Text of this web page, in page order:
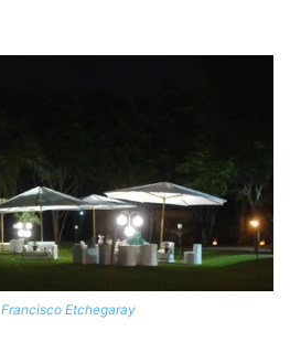
Francisco Etchegaray